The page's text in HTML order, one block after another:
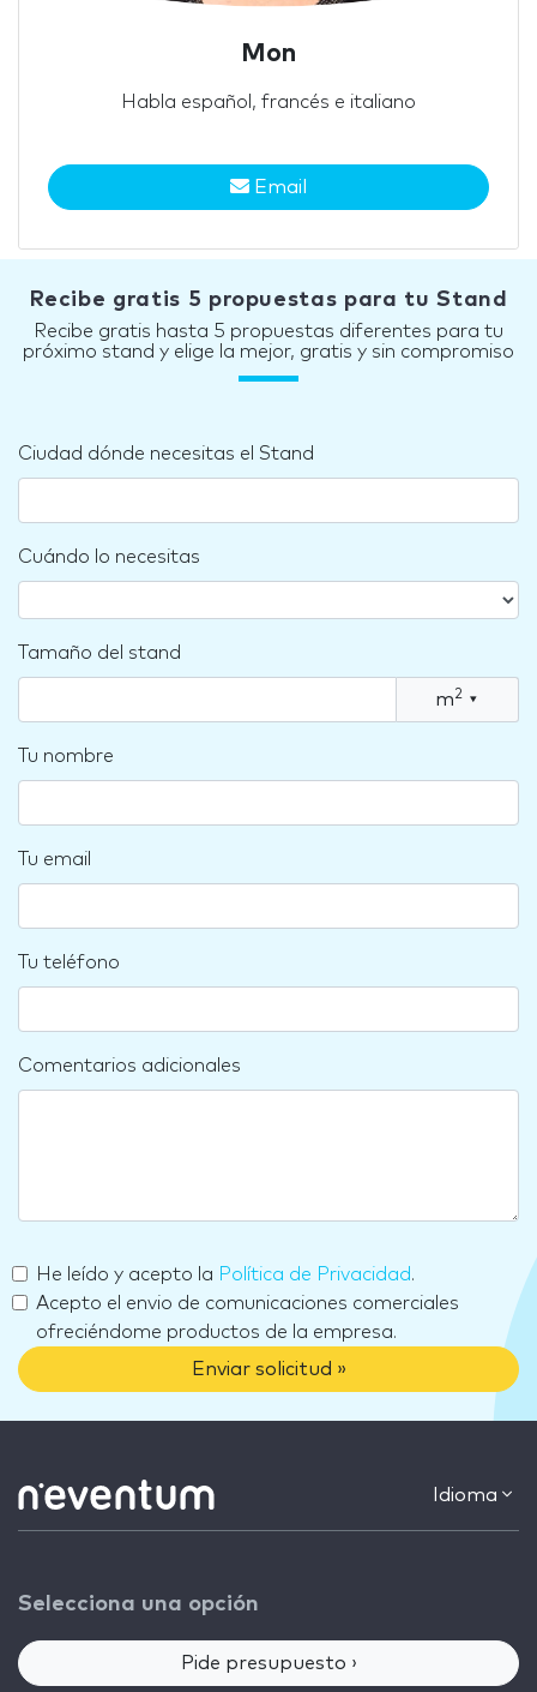
Mon
Habla español, francés e italiano
Email
Recibe gratis 5 propuestas para tu Stand
Recibe gratis hasta 5 propuestas diferentes para tu
próximo stand y elige la mejor, gratis y sin compromiso
Ciudad dónde necesitas el Stand
Cuándo lo necesitas
Tamaño del stand
m2 ▾
Tu nombre
Tu email
Tu teléfono
Comentarios adicionales
He leído y acepto la Política de Privacidad.
Acepto el envio de comunicaciones comerciales
ofreciéndome productos de la empresa.
Enviar solicitud »
Idioma
Selecciona una opción
Pide presupuesto ›